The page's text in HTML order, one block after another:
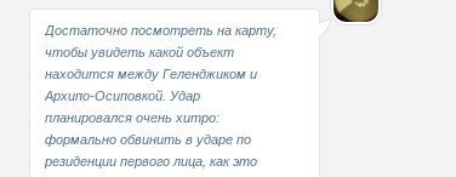
Достаточно посмотреть на карту,
чтобы увидеть какой объект
находится между Геленджиком и
Архипо-Осиповкой. Удар
планировался очень хитро:
формально обвинить в ударе по
резиденции первого лица, как это